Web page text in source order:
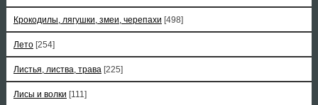
Крокодилы, лягушки, змеи, черепахи [498]
Лето [254]
Листья, листва, трава [225]
Лисы и волки [111]